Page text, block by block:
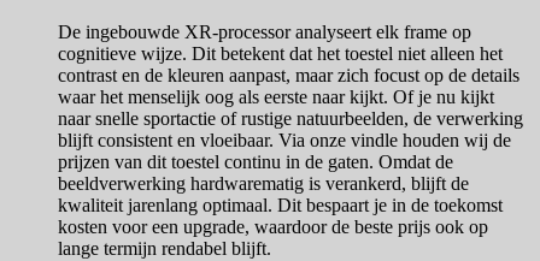
De ingebouwde XR-processor analyseert elk frame op
cognitieve wijze. Dit betekent dat het toestel niet alleen het
contrast en de kleuren aanpast, maar zich focust op de details
waar het menselijk oog als eerste naar kijkt. Of je nu kijkt
naar snelle sportactie of rustige natuurbeelden, de verwerking
blijft consistent en vloeibaar. Via onze vindle houden wij de
prijzen van dit toestel continu in de gaten. Omdat de
beeldverwerking hardwarematig is verankerd, blijft de
kwaliteit jarenlang optimaal. Dit bespaart je in de toekomst
kosten voor een upgrade, waardoor de beste prijs ook op
lange termijn rendabel blijft.